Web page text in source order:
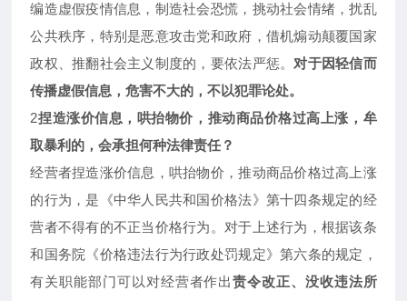
编造虚假疫情信息，制造社会恐慌，挑动社会情绪，扰乱
公共秩序，特别是恶意攻击党和政府，借机煽动颠覆国家
政权、推翻社会主义制度的，要依法严惩。 对于因轻信而
传播虚假信息，危害不大的，不以犯罪论处。
2捏造涨价信息，哄抬物价，推动商品价格过高上涨，牟
取暴利的，会承担何种法律责任？
经营者捏造涨价信息，哄抬物价，推动商品价格过高上涨
的行为，是《中华人民共和国价格法》第十四条规定的经
营者不得有的不正当价格行为。对于上述行为，根据该条
和国务院《价格违法行为行政处罚规定》第六条的规定，
有关职能部门可以对经营者作出责令改正、没收违法所